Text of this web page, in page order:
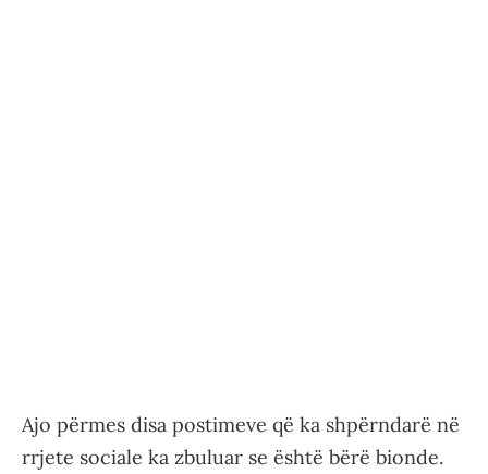
Ajo përmes disa postimeve që ka shpërndarë në
rrjete sociale ka zbuluar se është bërë bionde.